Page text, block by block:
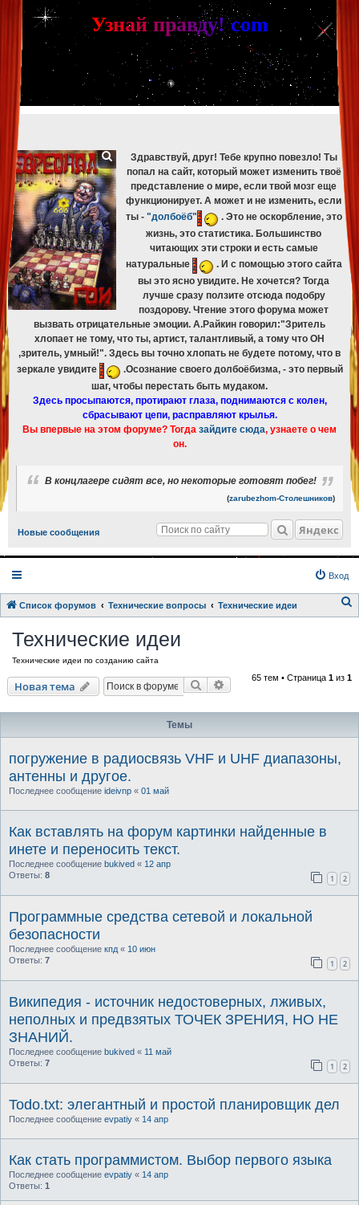
[phpBB Debug] PHP Warning : in file [ROOT]/phpbb/db/driver/mysqli.php
mysqli_fetch_assoc(): Couldn't fetch mysqli_result
[phpBB Debug] PHP Warning: in file[ROOT]/phpbb/db/driver/mysqli.php 329
mysqli_free_result(): Couldn't fetch mysqli_result
[phpBB Debug] PHP Warning
[ROOT]/phpbb/db/driver/mysqli.php on line 265
mysqli_fetch_assoc(): Couldn't fetch mysqli_result
[phpBB Debug] PHP Warning
: in file [ROOT]/phpbb/db/driver/mysqli.php on line329
mysqli_free_result(): Couldn't fetch mysqli_result
[phpBB Debug] PHP Warning: in file [ROOT]/phpbb/db/driver/mysqli.php on line 265
mysqli_fetch_assoc(): Couldn't fetch mysqli_result
[phpBB Debug] PHP Warning
[ROOT]/phpbb/db/driver/mysqli.php on line329:
mysqli_free_result(): Couldn't fetch mysqli_result
Узнай правду! com
Здравствуй, друг! Тебе крупно повезло! Ты
попал на сайт, который может изменить твоё
представление о мире, если твой мозг еще
функционирует. А может и не изменить, если
ты - "долбоёб"
. Это не оскорбление, это
жизнь, это статистика. Большинство
читающих эти строки и есть самые
натуральные
. И с помощью этого сайта
вы это ясно увидите. Не хочется? Тогда
лучше сразу ползите отсюда подобру
поздорову. Чтение этого форума может
вызвать отрицательные эмоции. А.Райкин говорил:"Зритель
хлопает не тому, что ты, артист, талантливый, а тому что ОН
,зритель, умный!". Здесь вы точно хлопать не будете потому, что в
зеркале увидите
.Осознание своего долбоёбизма, - это первый
шаг, чтобы перестать быть мудаком.
Здесь просыпаются, протирают глаза, поднимаются с колен,
сбрасывают цепи, расправляют крылья.
Вы впервые на этом форуме? Тогда зайдите сюда, узнаете о чем
он.
В концлагере сидят все, но некоторые готовят побег!
(zarubezhom-Столешников)
Новые сообщения Яндекс
Вход
Список форумов Технические вопросы Технические идеи
Технические идеи
Технические идеи по созданию сайта
Новая тема Поиск Расширенный поиск
65 тем • Страница 1 из 1
Темы
погружение в радиосвязь VHF и UHF диапазоны,
антенны и другое.
Последнее сообщение ideivnp « 01 май
Как вставлять на форум картинки найденные в
инете и переносить текст.
Последнее сообщение bukived « 12 апр
Ответы: 8 1 2
Программные средства сетевой и локальной
безопасности
Последнее сообщение кпд « 10 июн
Ответы: 7 1 2
Википедия - источник недостоверных, лживых,
неполных и предвзятых ТОЧЕК ЗРЕНИЯ, НО НЕ
ЗНАНИЙ.
Последнее сообщение bukived « 11 май
Ответы: 7 1 2
Todo.txt: элегантный и простой планировщик дел
Последнее сообщение evpatiy « 14 апр
Как стать программистом. Выбор первого языка
Последнее сообщение evpatiy « 14 апр
Ответы: 1